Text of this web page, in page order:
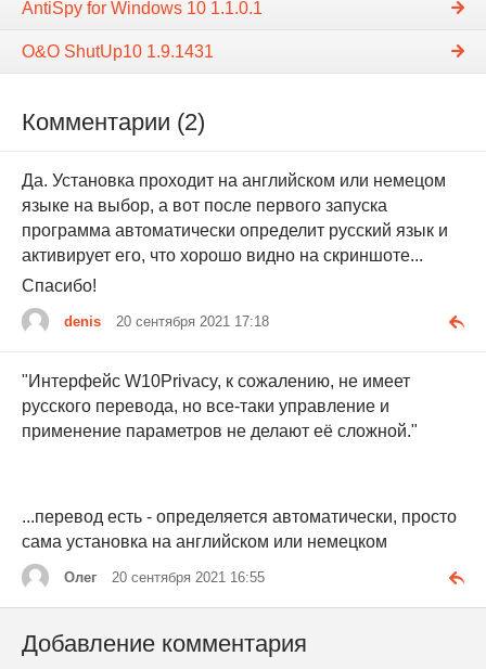
AntiSpy for Windows 10 1.1.0.1
O&O ShutUp10 1.9.1431
Комментарии (2)
Да. Установка проходит на английском или немецом
языке на выбор, а вот после первого запуска
программа автоматически определит русский язык и
активирует его, что хорошо видно на скриншоте...
Спасибо!
denis 20 сентября 2021 17:18
"Интерфейс W10Privacy, к сожалению, не имеет
русского перевода, но все-таки управление и
применение параметров не делают её сложной."
...перевод есть - определяется автоматически, просто
сама установка на английском или немецком
Олег 20 сентября 2021 16:55
Добавление комментария